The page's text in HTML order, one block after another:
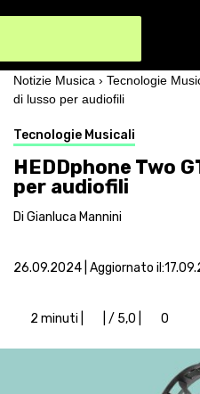
Notizie Musica › Tecnologie
di lusso per audiofili
Tecnologie Musicali
HEDDphone Two
per audiofili
Di Gianluca Mannini
26.09.2024 Aggiornato il:
2 minuti | | / 5,0 0